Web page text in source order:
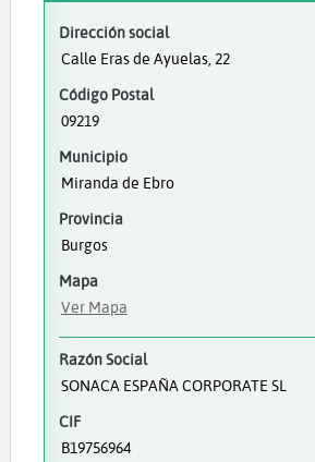
Dirección social
Calle Eras de Ayuelas, 22
Código Postal
09219
Municipio
Miranda de Ebro
Provincia
Burgos
Mapa
Ver Mapa
Razón Social
SONACA ESPAÑA CORPORATE SL
CIF
B19756964